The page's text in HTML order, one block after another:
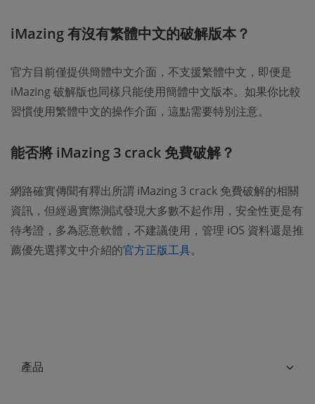
iMazing 有沒有繁體中文的破解版本？
官方目前僅提供簡體中文介面，不支援繁體中文，即便是
iMazing 破解版也同樣只能使用簡體中文版本。如果你比較
習慣使用繁體中文的操作介面，這點需要特別注意。
能否將 iMazing 3 crack 免費破解？
網路確實傳聞有釋出所謂 iMazing 3 crack 免費破解的相關
資訊，但經過實際測試發現大多數不起作用，安全性更是有
待考證，多為惡意軟體，不建議使用，管理 iOS 資料還是推
薦優先選擇文中介紹的官方正版工具。
產品